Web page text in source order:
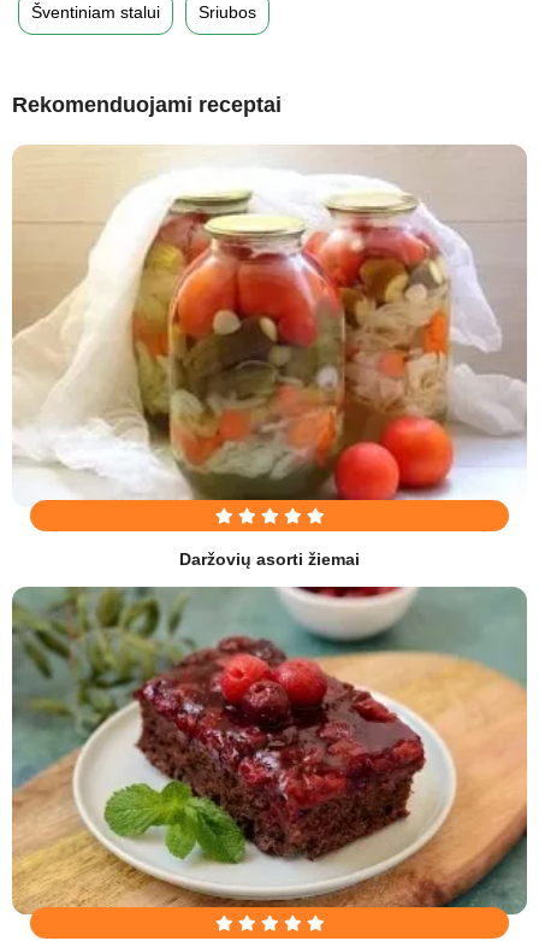
Šventiniam stalui Sriubos
Rekomenduojami receptai
Daržovių asorti žiemai